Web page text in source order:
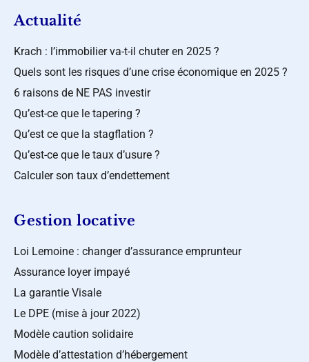
Actualité
Krach : l’immobilier va-t-il chuter en 2025 ?
Quels sont les risques d’une crise économique en 2025 ?
6 raisons de NE PAS investir
Qu’est-ce que le tapering ?
Qu’est ce que la stagflation ?
Qu’est-ce que le taux d’usure ?
Calculer son taux d’endettement
Gestion locative
Loi Lemoine : changer d’assurance emprunteur
Assurance loyer impayé
La garantie Visale
Le DPE (mise à jour 2022)
Modèle caution solidaire
Modèle d’attestation d’hébergement